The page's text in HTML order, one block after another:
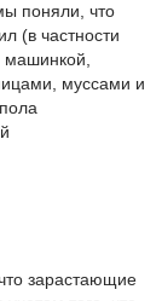
поняли, что
(в частности
машинкой,
муссами и
зарастающие